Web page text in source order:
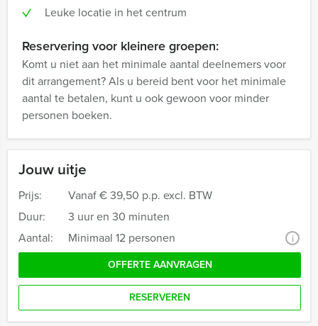
Jouw uitje
Prijs: Vanaf€ 39,50 p.p. excl. BTW
Duur:
3 uur en 30 minuten
Aantal:
Minimaal 12 personen i
OFFERTE AANVRAGEN
RESERVEREN
Leuke locatie in het centrum
Reservering voor kleinere groepen:
Komt u niet aan het minimale aantal deelnemers voor
dit arrangement? Als u bereid bent voor het minimale
aantal te betalen, kunt u ook gewoon voor minder
personen boeken.